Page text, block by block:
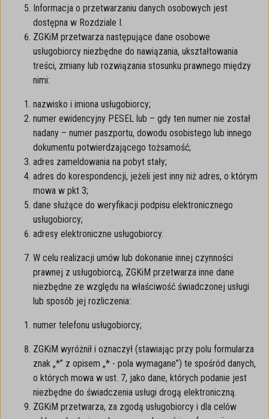
Informacja o przetwarzaniu danych osobowych jest
dostępna w Rozdziale I.
ZGKiM przetwarza następujące dane osobowe
usługobiorcy niezbędne do nawiązania, ukształtowania
treści, zmiany lub rozwiązania stosunku prawnego między
nimi:
nazwisko i imiona usługobiorcy;
numer ewidencyjny PESEL lub – gdy ten numer nie został
nadany – numer paszportu, dowodu osobistego lub innego
dokumentu potwierdzającego tożsamość;
adres zameldowania na pobyt stały;
adres do korespondencji, jeżeli jest inny niż adres, o którym
mowa w pkt 3;
dane służące do weryfikacji podpisu elektronicznego
usługobiorcy;
adresy elektroniczne usługobiorcy.
W celu realizacji umów lub dokonanie innej czynności
prawnej z usługobiorcą, ZGKiM przetwarza inne dane
niezbędne ze względu na właściwość świadczonej usługi
lub sposób jej rozliczenia:
numer telefonu usługobiorcy;
ZGKiM wyróżnił i oznaczył (stawiając przy polu formularza
znak „*” z opisem „* - pola wymagane”) te spośród danych,
o których mowa w ust. 7, jako dane, których podanie jest
niezbędne do świadczenia usługi drogą elektroniczną.
ZGKiM przetwarza, za zgodą usługobiorcy i dla celów